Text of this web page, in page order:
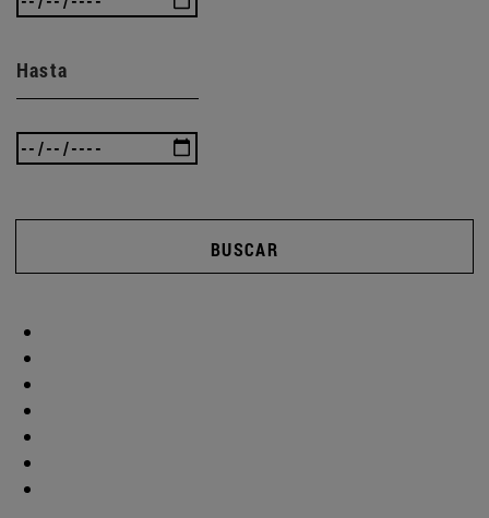
Hasta
BUSCAR